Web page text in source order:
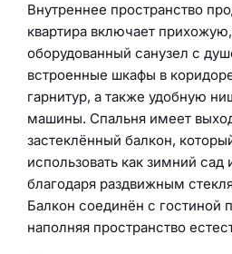
Внутреннее пространство
квартира включает
оборудованный санузел с
встроенные шкафы в
гарнитур, а также удобную
машины. Спальня имеет
застеклённый балкон,
использовать как зимний
благодаря раздвижным
Балкон соединён с
наполняя пространство